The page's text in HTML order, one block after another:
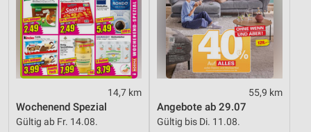
14,7 km
Wochenend Spezial
Gültig ab Fr. 14.08.
55,9 km
Angebote ab 29.07
Gültig bis Di. 11.08.